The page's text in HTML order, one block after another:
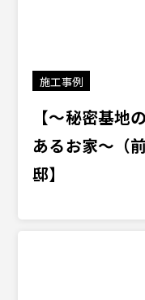
施工事例
【〜秘密基地
あるお家〜（
邸】